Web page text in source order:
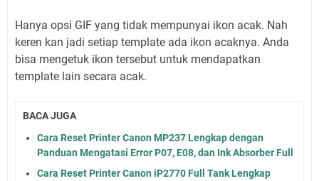
Hanya opsi GIF yang tidak mempunyai ikon acak. Nah
keren kan jadi setiap template ada ikon acaknya. Anda
bisa mengetuk ikon tersebut untuk mendapatkan
template lain secara acak.
BACA JUGA
Cara Reset Printer Canon MP237 Lengkap dengan
Panduan Mengatasi Error P07, E08, dan Ink Absorber Full
Cara Reset Printer Canon iP2770 Full Tank Lengkap